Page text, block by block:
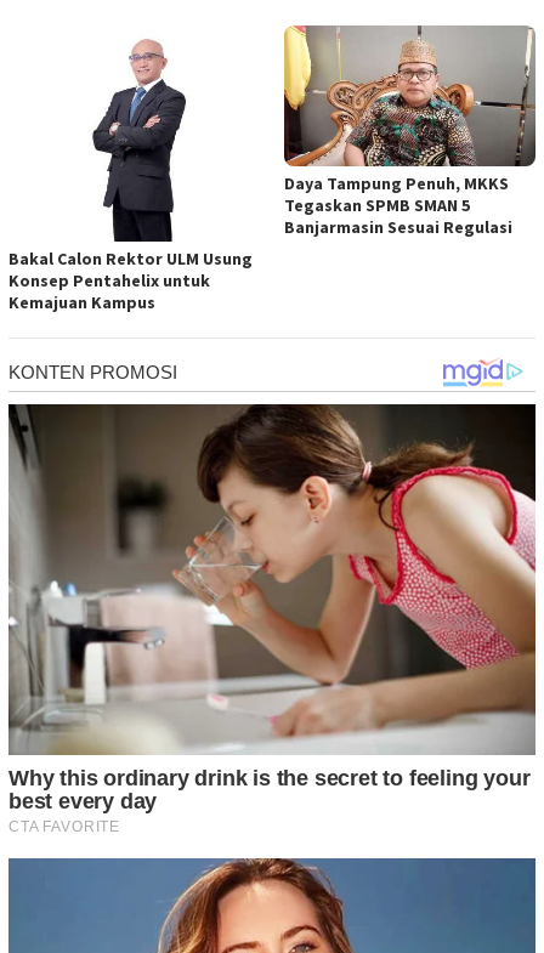
Bakal Calon Rektor ULM Usung
Konsep Pentahelix untuk
Kemajuan Kampus
Daya Tampung Penuh, MKKS
Tegaskan SPMB SMAN 5
Banjarmasin Sesuai Regulasi